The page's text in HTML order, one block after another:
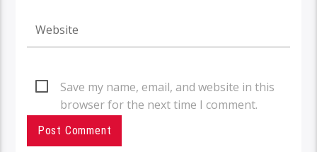
Save my name, email, and website in this
browser for the next time I comment.